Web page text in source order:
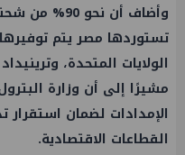
وأضاف أن
تستوردها مصر يتم
الولايات المتحدة،
مشيرًا إلى أن وزارة
الإمدادات لضمان استقرار
القطاعات الاقتصادية.